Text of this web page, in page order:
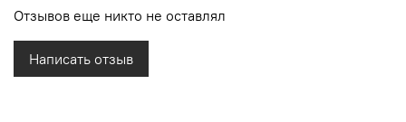
Отзывов еще никто не оставлял
Написать отзыв